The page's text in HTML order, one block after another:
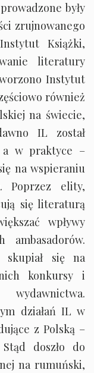
były
zrujnowanego
Książki,
literatury
Instytut
również
na świecie,
IL został
a w praktyce –
na wspieraniu
Poprzez elity,
się literaturą
wpływy
się na
konkursy i
wydawnictwa.
działań IL w
z Polską –
doszło do
na rumuński,